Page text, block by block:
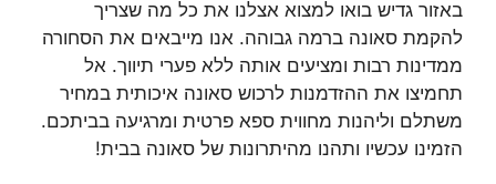
באזור גדיש בואו למצוא אצלנו את כל מה שצריך
להקמת סאונה ברמה גבוהה. אנו מייבאים את הסחורה
ממדינות רבות ומציעים אותה ללא פערי תיווך. אל
תחמיצו את ההזדמנות לרכוש סאונה איכותית במחיר
משתלם וליהנות מחווית ספא פרטית ומרגיעה בביתכם.
הזמינו עכשיו ותהנו מהיתרונות של סאונה בבית!